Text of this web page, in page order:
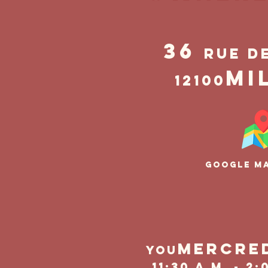
36
rue
12100
Google
you